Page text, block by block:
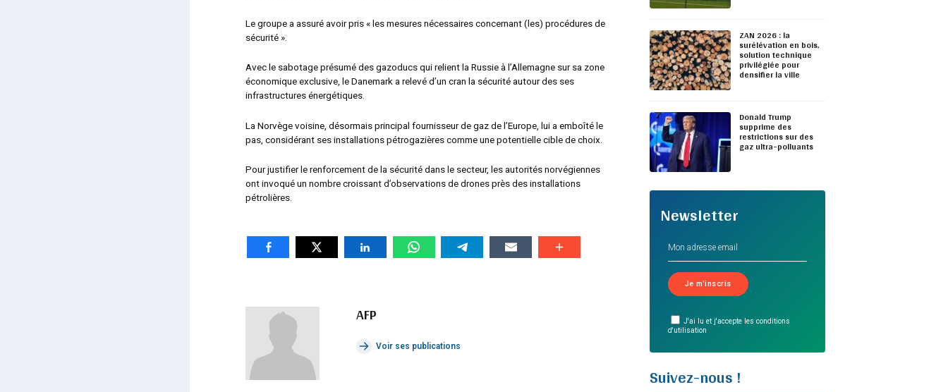
Le groupe a assuré avoir pris « les mesures nécessaires concernant (les) procédures de
sécurité ».
Avec le sabotage présumé des gazoducs qui relient la Russie à l’Allemagne sur sa zone
économique exclusive, le Danemark a relevé d’un cran la sécurité autour des ses
infrastructures énergétiques.
La Norvège voisine, désormais principal fournisseur de gaz de l’Europe, lui a emboîté le
pas, considérant ses installations pétrogazières comme une potentielle cible de choix.
Pour justifier le renforcement de la sécurité dans le secteur, les autorités norvégiennes
ont invoqué un nombre croissant d’observations de drones près des installations
pétrolières.
AFP
Voir ses publications
ZAN 2026 : la
surélévation en bois,
solution technique
privilégiée pour
densifier la ville
Donald Trump
supprime des
restrictions sur des
gaz ultra-polluants
Newsletter
J'ai lu et j'accepte les conditions
d'utilisation
Suivez-nous !